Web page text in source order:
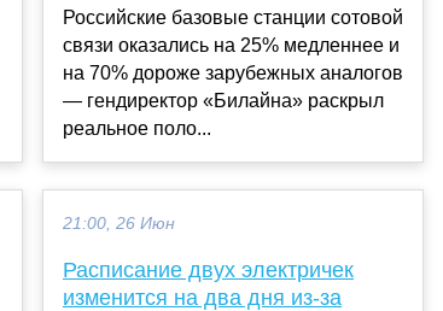
Российские базовые станции сотовой
связи оказались на 25% медленнее и
на 70% дороже зарубежных аналогов
— гендиректор «Билайна» раскрыл
реальное поло...
21:00, 26 Июн
Расписание двух электричек
изменится на два дня из-за